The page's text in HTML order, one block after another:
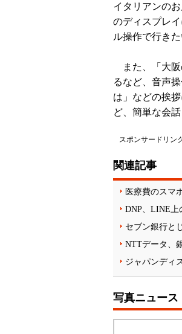
イタリアンの
のディスプレ
ル操作で行き
また、「大阪
るなど、音声
は」などの挨
ど、簡単な会
スポンサードリン
関連記事
医療費のスマ
DNP、LINE上
セブン銀行と
NTTデータ、
ジャパンディ
写真ニュース